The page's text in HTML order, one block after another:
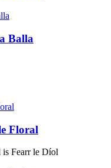
Balla
Floral